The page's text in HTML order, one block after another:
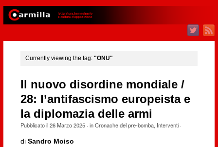
Currently viewing the tag: "ONU"
Il nuovo disordine mondiale /
28: l’antifascismo europeista e
la diplomazia delle armi
Pubblicato il26 Marzo 2025· inCronache del pre-bomba, Interventi·
di Sandro Moiso